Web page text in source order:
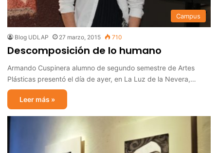
Campus
Blog UDLAP 27 marzo, 2015 710
Descomposición de lo humano
Armando Cuspinera alumno de segundo semestre de Artes
Plásticas presentó el día de ayer, en La Luz de la Nevera,…
Leer más »